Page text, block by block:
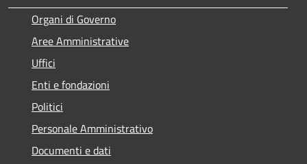
Organi di Governo
Aree Amministrative
Uffici
Enti e fondazioni
Politici
Personale Amministrativo
Documenti e dati